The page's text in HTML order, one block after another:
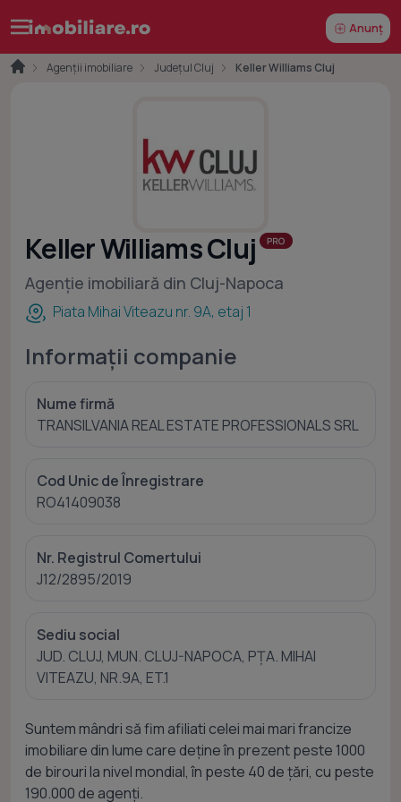
Anunț
Agenții imobiliare Județul Cluj Keller Williams Cluj
Keller Williams Cluj
Agenție imobiliară din Cluj-Napoca
Piata Mihai Viteazu nr. 9A, etaj 1
Informații companie
Nume firmă
TRANSILVANIA REAL ESTATE PROFESSIONALS SRL
Cod Unic de Înregistrare
RO41409038
Nr. Registrul Comertului
J12/2895/2019
Sediu social
JUD. CLUJ, MUN. CLUJ-NAPOCA, PȚA. MIHAI
VITEAZU, NR.9A, ET.1
Suntem mândri să fim afiliati celei mai mari francize
imobiliare din lume care deține în prezent peste 1000
de birouri la nivel mondial, în peste 40 de țări, cu peste
190.000 de agenți.